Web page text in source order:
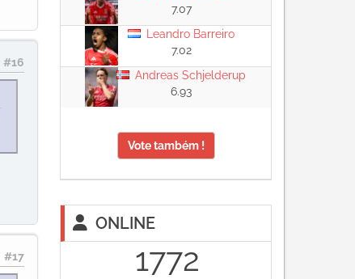
#16
#17
7.07
Leandro Barreiro
7.02
Andreas Schjelderup
6.93
Vote também !
ONLINE
1772